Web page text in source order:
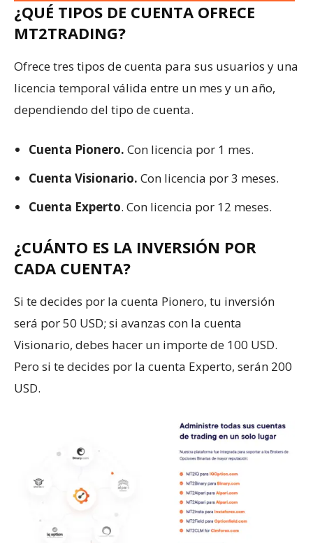
¿QUÉ TIPOS DE CUENTA OFRECE
MT2TRADING?
Ofrece tres tipos de cuenta para sus usuarios y una
licencia temporal válida entre un mes y un año,
dependiendo del tipo de cuenta.
Cuenta Pionero. Con licencia por 1 mes.
Cuenta Visionario. Con licencia por 3 meses.
Cuenta Experto. Con licencia por 12 meses.
¿CUÁNTO ES LA INVERSIÓN POR
CADA CUENTA?
Si te decides por la cuenta Pionero, tu inversión
será por 50 USD; si avanzas con la cuenta
Visionario, debes hacer un importe de 100 USD.
Pero si te decides por la cuenta Experto, serán 200
USD.